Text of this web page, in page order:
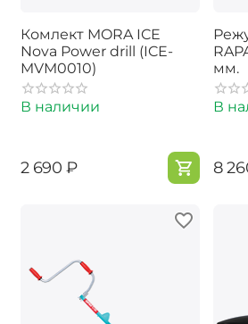
Комлект MORA ICE
Nova Power drill (ICE-
MVM0010)
В наличии
‍2 690‍ ₽
мм.
В
‍8